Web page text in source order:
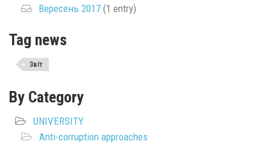
Вересень 2017 (1 entry)
Tag news
Звіт
By Category
UNIVERSITY
Anti-corruption approaches